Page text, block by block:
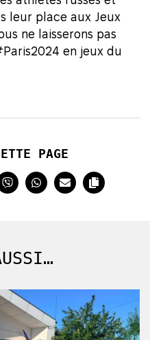
leur place aux Jeux
ne laisserons pas
en jeux du
PAGE